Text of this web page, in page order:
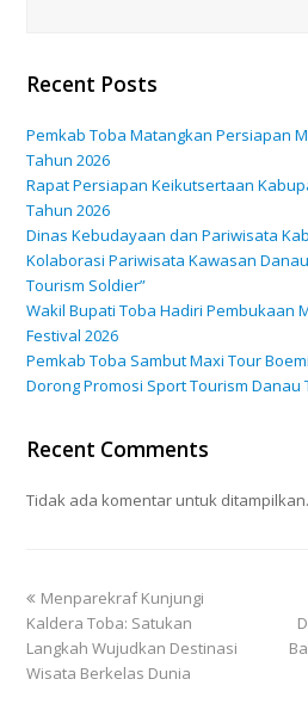
Recent Posts
Pemkab Toba Matangkan Persiapan
Tahun 2026
Rapat Persiapan Keikutsertaan
Tahun 2026
Dinas Kebudayaan dan Pariwisata
Kolaborasi Pariwisata Kawasan
Tourism Soldier”
Wakil Bupati Toba Hadiri Pembukaan
Festival 2026
Pemkab Toba Sambut Maxi Tour
Dorong Promosi Sport Tourism Danau
Recent Comments
Tidak ada komentar untuk ditampilkan.
Menparekraf Kunjungi
Kaldera Toba: Satukan
Langkah Wujudkan Destinasi
Wisata Berkelas Dunia